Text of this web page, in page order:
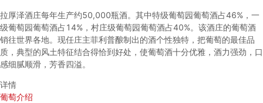
拉厚泽酒庄每年生产约50,000瓶酒。其中特级葡萄园葡萄酒占46%，一
级葡萄园葡萄酒占14%，村庄级葡萄园葡萄酒占40%。该酒庄的葡萄酒
销往世界各地。现任庄主菲利普酿制出的酒个性独特，把葡萄的最佳品
质，典型的风土特征结合得恰到好处，使葡萄酒十分优雅，酒力强劲，口
感细腻顺滑，芳香四溢。
详情
葡萄介绍